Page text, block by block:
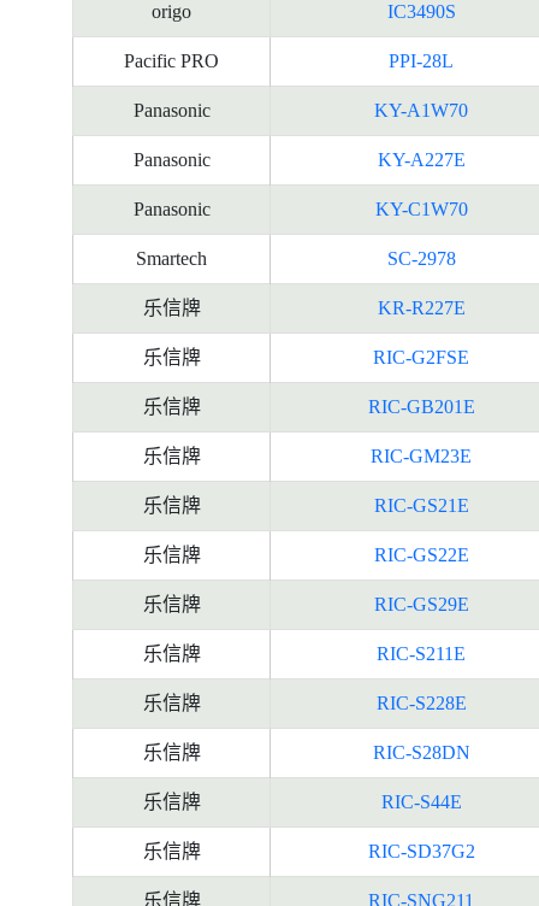
origo IC3490S
Pacific PRO PPI-28L
Panasonic KY-A1W70
Panasonic KY-A227E
Panasonic KY-C1W70
Smartech SC-2978
乐信牌 KR-R227E
乐信牌 RIC-G2FSE
乐信牌 RIC-GB201E
乐信牌 RIC-GM23E
乐信牌 RIC-GS21E
乐信牌 RIC-GS22E
乐信牌 RIC-GS29E
乐信牌 RIC-S211E
乐信牌 RIC-S228E
乐信牌 RIC-S28DN
乐信牌 RIC-S44E
乐信牌 RIC-SD37G2
乐信牌 RIC-SNG211